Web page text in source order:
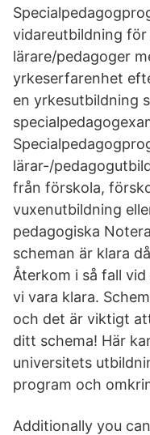
vidareutbildning för
lärare/pedagoger
yrkeserfarenhet
en yrkesutbildning
lärar-/
från förskola,
vuxenutbildning
pedagogiska
scheman är klara
Återkom i så fall
vi vara klara.
och det är viktigt
ditt schema! Här
universitets
program och
Additionally you